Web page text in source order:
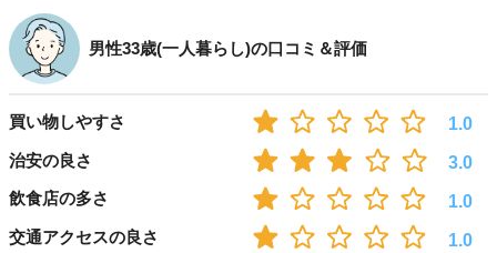
男性33歳(一人暮らし)の口コミ＆評価
買い物しやすさ
1.0
治安の良さ
3.0
飲食店の多さ
1.0
交通アクセスの良さ
1.0